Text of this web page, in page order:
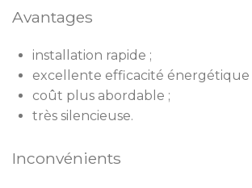
Avantages
installation rapide ;
excellente efficacité énergétique
coût plus abordable ;
très silencieuse.
Inconvénients